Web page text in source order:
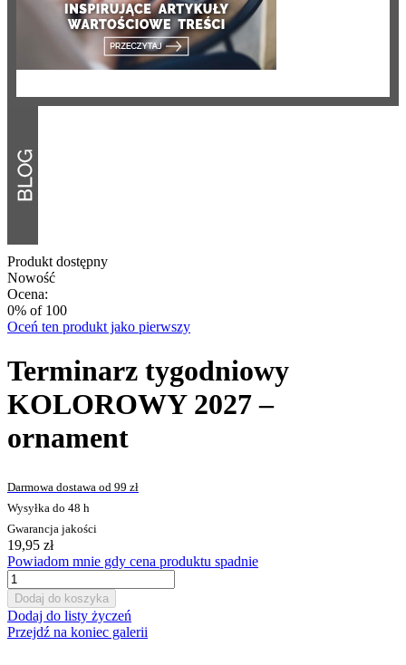
Produkt dostępny
Nowość
Ocena:
0% of 100
Oceń ten produkt jako pierwszy
Terminarz tygodniowy
KOLOROWY 2027 –
ornament
Darmowa dostawa od 99 zł
Wysyłka do 48 h
Gwarancja jakości
19,95 zł
Powiadom mnie gdy cena produktu spadnie
Dodaj do koszyka
Dodaj do listy życzeń
Przejdź na koniec galerii